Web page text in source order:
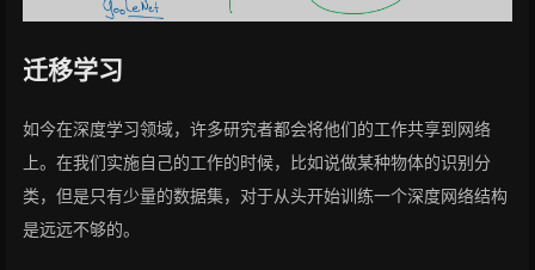
迁移学习
如今在深度学习领域，许多研究者都会将他们的工作共享到网络
上。在我们实施自己的工作的时候，比如说做某种物体的识别分
类，但是只有少量的数据集，对于从头开始训练一个深度网络结构
是远远不够的。